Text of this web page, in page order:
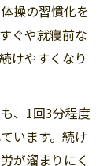
操の習慣化を
ぐや就寝前な
けやすくなり
、1回3分程度
います。続け
が溜まりにく